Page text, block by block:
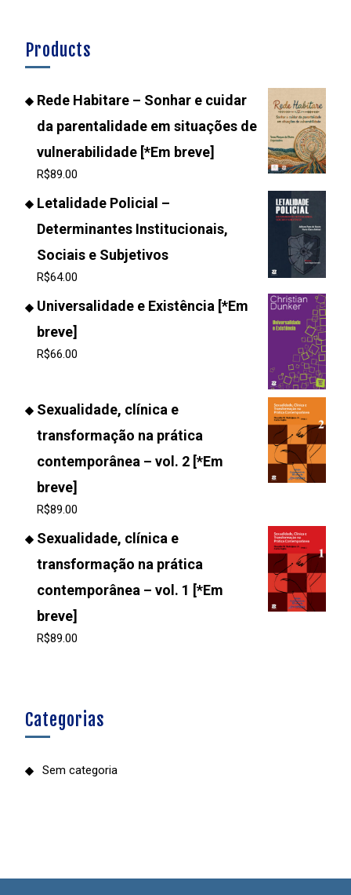
Products
Rede Habitare – Sonhar e cuidar
da parentalidade em situações de
vulnerabilidade [*Em breve]
R$89.00
Letalidade Policial –
Determinantes Institucionais,
Sociais e Subjetivos
R$64.00
Universalidade e Existência [*Em
breve]
R$66.00
Sexualidade, clínica e
transformação na prática
contemporânea – vol. 2 [*Em
breve]
R$89.00
Sexualidade, clínica e
transformação na prática
contemporânea – vol. 1 [*Em
breve]
R$89.00
Categorias
Sem categoria